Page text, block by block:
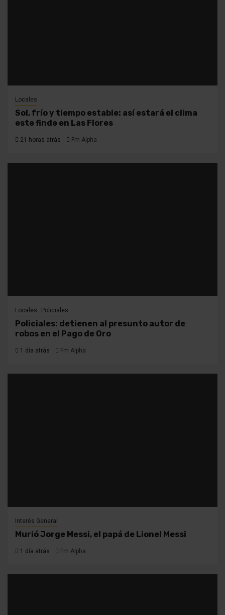
Locales
Sol, frío y tiempo estable: así estará el clima
este finde en Las Flores
21 horas atrás Fm Alpha
Locales Policiales
Policiales: detienen al presunto autor de
robos en el Pago de Oro
1 día atrás Fm Alpha
Interés General
Murió Jorge Messi, el papá de Lionel Messi
1 día atrás Fm Alpha